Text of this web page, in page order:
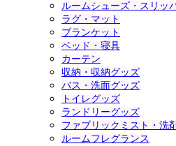
ルームシューズ・スリッ
ラグ・マット
ブランケット
ベッド・寝具
カーテン
収納・収納グッズ
バス・洗面グッズ
トイレグッズ
ランドリーグッズ
ファブリックミスト・洗
ルームフレグランス